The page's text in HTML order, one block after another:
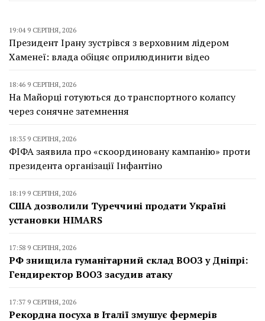
19:04 9 СЕРПНЯ, 2026
Президент Ірану зустрівся з верховним лідером
Хаменеї: влада обіцяє оприлюдинити відео
18:46 9 СЕРПНЯ, 2026
На Майорці готуються до транспортного колапсу
через сонячне затемнення
18:35 9 СЕРПНЯ, 2026
ФІФА заявила про «скоординовану кампанію» проти
президента організації Інфантіно
18:19 9 СЕРПНЯ, 2026
США дозволили Туреччині продати Україні
установки HIMARS
17:58 9 СЕРПНЯ, 2026
РФ знищила гуманітарний склад ВООЗ у Дніпрі:
Гендиректор ВООЗ засудив атаку
17:37 9 СЕРПНЯ, 2026
Рекордна посуха в Італії змушує фермерів